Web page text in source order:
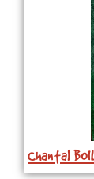
Chantal